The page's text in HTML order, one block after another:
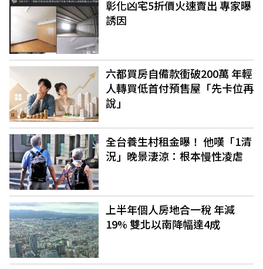
彰化凶宅5折價火速賣出 專家曝
誘因
六都買房自備款衝破200萬 年輕
人轉買低首付預售屋「先卡位再
說」
全台養生村租金曝！ 他嘆「1清
況」晚景淒涼：根本慢性凌虐
上半年個人房地合一稅 年減
19% 雙北以南降幅達4成